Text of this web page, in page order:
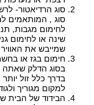
סוג הרדיאטור-
סוג , המותאמים
לחימום מגבות,
שינה או לחימום
שמייבש את
חימום בגז או
בסוג הדלק שאתה
בדרך כלל זול
למקום מגוריך
הבידוד של הבית